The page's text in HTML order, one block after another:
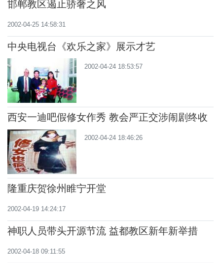
邯郸教区遏止骄奢之风
2002-04-25 14:58:31
中央电视台《欢乐之家》展示才艺
2002-04-24 18:53:57
西安一迪吧假修女作秀 教会严正交涉闹剧终收
2002-04-24 18:46:26
隆重庆贺徐州睢宁开堂
2002-04-19 14:24:17
神职人员带头开源节流 益都教区新年新举措
2002-04-18 09:11:55